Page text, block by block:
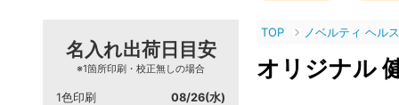
TOP ノベルティ ヘル
オリジナル
名入れ出荷日目安
※1箇所印刷・校正無しの場合
1色印刷 08/26(水)